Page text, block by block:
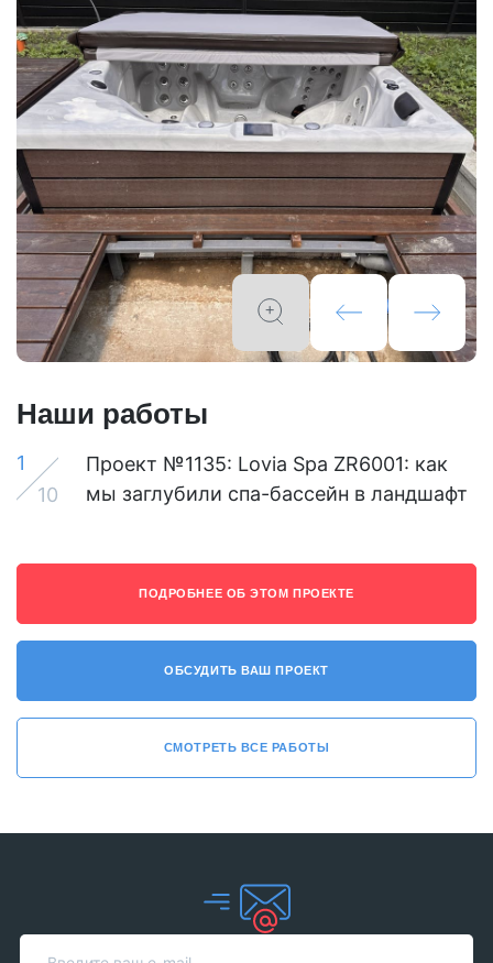
Наши работы
1
10
Проект №1135: Lovia Spa ZR6001: как
мы заглубили спа-бассейн в ландшафт
ПОДРОБНЕЕ ОБ ЭТОМ ПРОЕКТЕ
ОБСУДИТЬ ВАШ ПРОЕКТ
СМОТРЕТЬ ВСЕ РАБОТЫ